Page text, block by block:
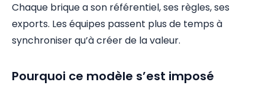
Chaque brique a son référentiel, ses règles, ses
exports. Les équipes passent plus de temps à
synchroniser qu’à créer de la valeur.
Pourquoi ce modèle s’est imposé